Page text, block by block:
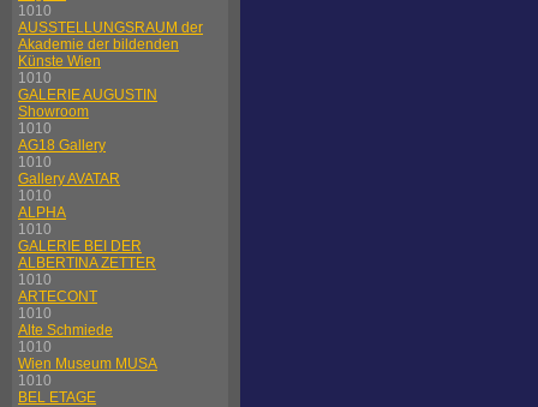
1010
AUSSTELLUNGSRAUM der
Akademie der bildenden
Künste Wien
1010
GALERIE AUGUSTIN
Showroom
1010
AG18 Gallery
1010
Gallery AVATAR
1010
ALPHA
1010
GALERIE BEI DER
ALBERTINA ZETTER
1010
ARTECONT
1010
Alte Schmiede
1010
Wien Museum MUSA
1010
BEL ETAGE